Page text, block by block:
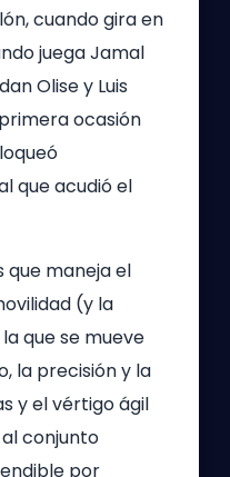
cuando gira en
juega Jamal
Olise y Luis
ocasión
que acudió el
que maneja el
(y la
que se mueve
la precisión y la
y el vértigo ágil
conjunto
por